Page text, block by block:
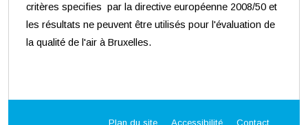
critères specifies par la directive européenne 2008/50 et
les résultats ne peuvent être utilisés pour l'évaluation de
la qualité de l'air à Bruxelles.
Plan du site Accessibilité Contact